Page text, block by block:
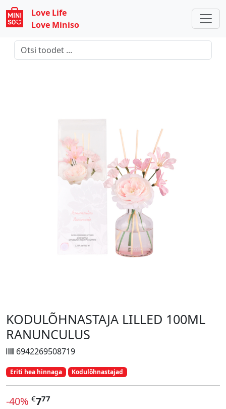
Love Life
Love Miniso
KODULÕHNASTAJA LILLED 100ML
RANUNCULUS
6942269508719
Eriti hea hinnaga Kodulõhnastajad
-40% €777